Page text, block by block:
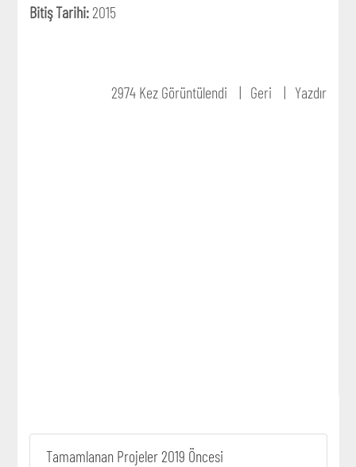
Bitiş Tarihi:2015
2974 Kez Görüntülendi Geri Yazdır
Tamamlanan Projeler 2019 Öncesi